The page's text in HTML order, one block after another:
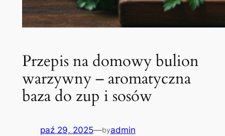
Przepis na domowy bulion
warzywny – aromatyczna
baza do zup i sosów
paź 29, 2025—byadmin